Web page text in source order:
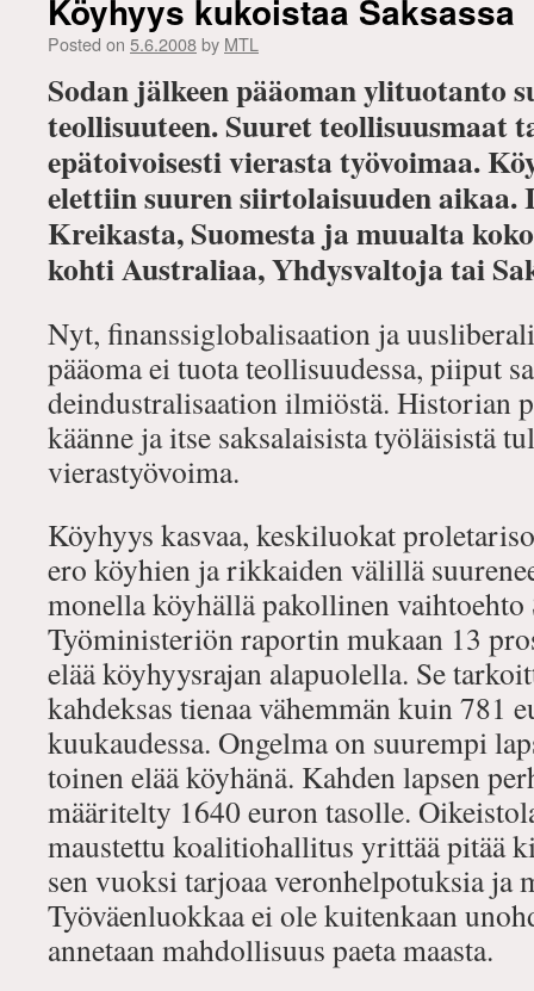
Köyhyys kukoistaa Saksassa
Posted on 5.6.2008by MTL
Sodan jälkeen pääoman ylituotanto
teollisuuteen. Suuret teollisuusmaat
epätoivoisesti vierasta työvoimaa.
elettiin suuren siirtolaisuuden
Kreikasta, Suomesta ja muualta
kohti Australiaa, Yhdysvaltoja tai
Nyt, finanssiglobalisaation ja
pääoma ei tuota teollisuudessa, piiput
deindustralisaation ilmiöstä. Historian
käänne ja itse saksalaisista työläisistä
vierastyövoima.
Köyhyys kasvaa, keskiluokat
ero köyhien ja rikkaiden välillä
monella köyhällä pakollinen vaihtoehto
Työministeriön raportin mukaan 13
elää köyhyysrajan alapuolella. Se
kahdeksas tienaa vähemmän kuin 781
kuukaudessa. Ongelma on suurempi
toinen elää köyhänä. Kahden lapsen
määritelty 1640 euron tasolle.
maustettu koalitiohallitus yrittää pitää
sen vuoksi tarjoaa veronhelpotuksia ja
Työväenluokkaa ei ole kuitenkaan
annetaan mahdollisuus paeta maasta.